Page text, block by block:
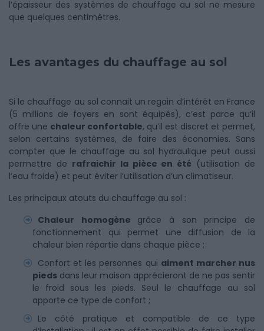
l’épaisseur des systèmes de chauffage au sol ne mesure
que quelques centimètres.
Les avantages du chauffage au sol
Si le chauffage au sol connait un regain d’intérêt en France
(5 millions de foyers en sont équipés), c’est parce qu’il
offre une chaleur confortable, qu’il est discret et permet,
selon certains systèmes, de faire des économies. Sans
compter que le chauffage au sol hydraulique peut aussi
permettre de rafraichir la pièce en été (utilisation de
l’eau froide) et peut éviter l’utilisation d’un climatiseur.
Les principaux atouts du chauffage au sol :
Chaleur homogène grâce à son principe de
fonctionnement qui permet une diffusion de la
chaleur bien répartie dans chaque pièce ;
Confort et les personnes qui aiment marcher nus
pieds dans leur maison apprécieront de ne pas sentir
le froid sous les pieds. Seul le chauffage au sol
apporte ce type de confort ;
Le côté pratique et compatible de ce type